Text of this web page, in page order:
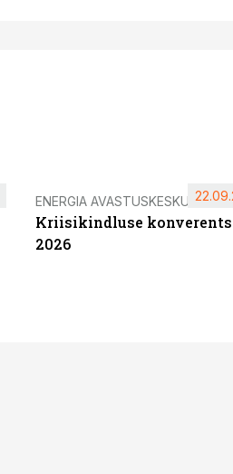
ENERGIA AVASTUSKESKUS
Kriisikindluse konverents
2026